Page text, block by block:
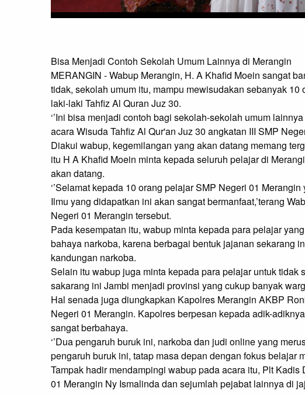
Bisa Menjadi Contoh Sekolah Umum Lainnya di Merangin
MERANGIN - Wabup Merangin, H. A Khafid Moein sangat
tidak, sekolah umum itu, mampu mewisudakan sebanyak
laki-laki Tahfiz Al Quran Juz 30.
‘’Ini bisa menjadi contoh bagi sekolah-sekolah umum
acara Wisuda Tahfiz Al Qur'an Juz 30 angkatan III SMP
Diakui wabup, kegemilangan yang akan datang memang
itu H A Khafid Moein minta kepada seluruh pelajar di
akan datang.
‘’Selamat kepada 10 orang pelajar SMP Negeri 01
Ilmu yang didapatkan ini akan sangat bermanfaat,’terang
Negeri 01 Merangin tersebut.
Pada kesempatan itu, wabup minta kepada para pelajar
bahaya narkoba, karena berbagai bentuk jajanan sekarang
kandungan narkoba.
Selain itu wabup juga minta kepada para pelajar untuk
sakarang ini Jambi menjadi provinsi yang cukup banyak
Hal senada juga diungkapkan Kapolres Merangin AKBP
Negeri 01 Merangin. Kapolres berpesan kepada adik-
sangat berbahaya.
‘’Dua pengaruh buruk ini, narkoba dan judi online yang
pengaruh buruk ini, tatap masa depan dengan fokus belajar
Tampak hadir mendampingi wabup pada acara itu, Plt
01 Merangin Ny Ismalinda dan sejumlah pejabat lainnya di